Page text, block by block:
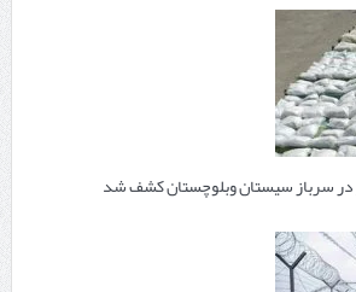
در سرباز سیستان وبلوچستان کشف شد